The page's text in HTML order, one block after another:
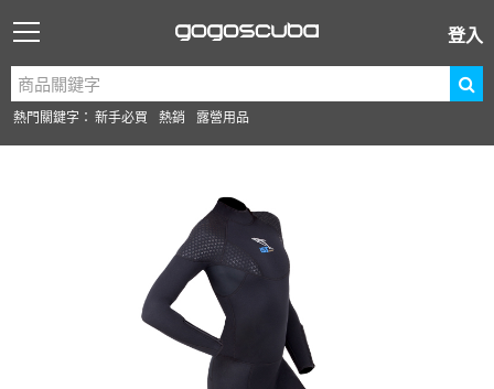
登入
熱門關鍵字： 新手必買 熱銷 露營用品